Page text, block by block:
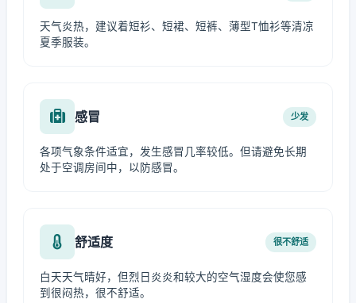
天气炎热，建议着短衫、短裙、短裤、薄型T恤衫等清凉
夏季服装。
感冒 少发
各项气象条件适宜，发生感冒几率较低。但请避免长期
处于空调房间中，以防感冒。
舒适度 很不舒适
白天天气晴好，但烈日炎炎和较大的空气湿度会使您感
到很闷热，很不舒适。